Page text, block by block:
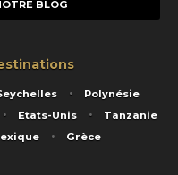
BLOG
Polynésie
Etats-Unis
Tanzanie
Grèce